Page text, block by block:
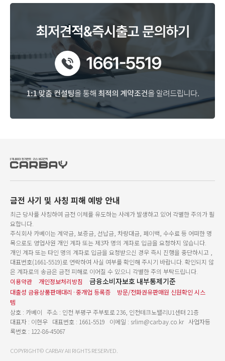
금전 사기 및 사칭 피해 예방 안내
최근 당사를 사칭하여 금전 이체를 유도하는 사례가 발생하고 있어 각별한 주의가 필
요합니다.
주식회사 카베이는 계약금, 보증금, 선납금, 차량대금, 페이백, 수수료 등 어떠한 명
목으로도 영업사원 개인 계좌 또는 제3자 명의 계좌로 입금을 요청하지 않습니다.
개인 계좌 또는 타인 명의 계좌로 입금을 요청받으신 경우 즉시 진행을 중단하시고 ,
대표번호(1661-5519)로 연락하여 사실 여부를 확인해 주시기 바랍니다. 확인되지 않
은 계좌로의 송금은 금전 피해로 이어질 수 있으니 각별한 주의 부탁드립니다.
이용약관
개인정보처리방침 금융소비자보호 내부통제기준
대출성 금융상품판매대리·중개업 등록증
방문/전화권유판매원 신원확인 시스
템
상호 : 카베이 주소 : 인천 부평구 주부토로 236, 인천테크노밸리U1센터 21층
대표자 : 이현우 대표번호 : 1661-5519 이메일 : srlim@carbay.co.kr 사업자등
록번호 : 122-86-45067
COPYRIGHT© CARBAY All RIGHTS RESERVED.